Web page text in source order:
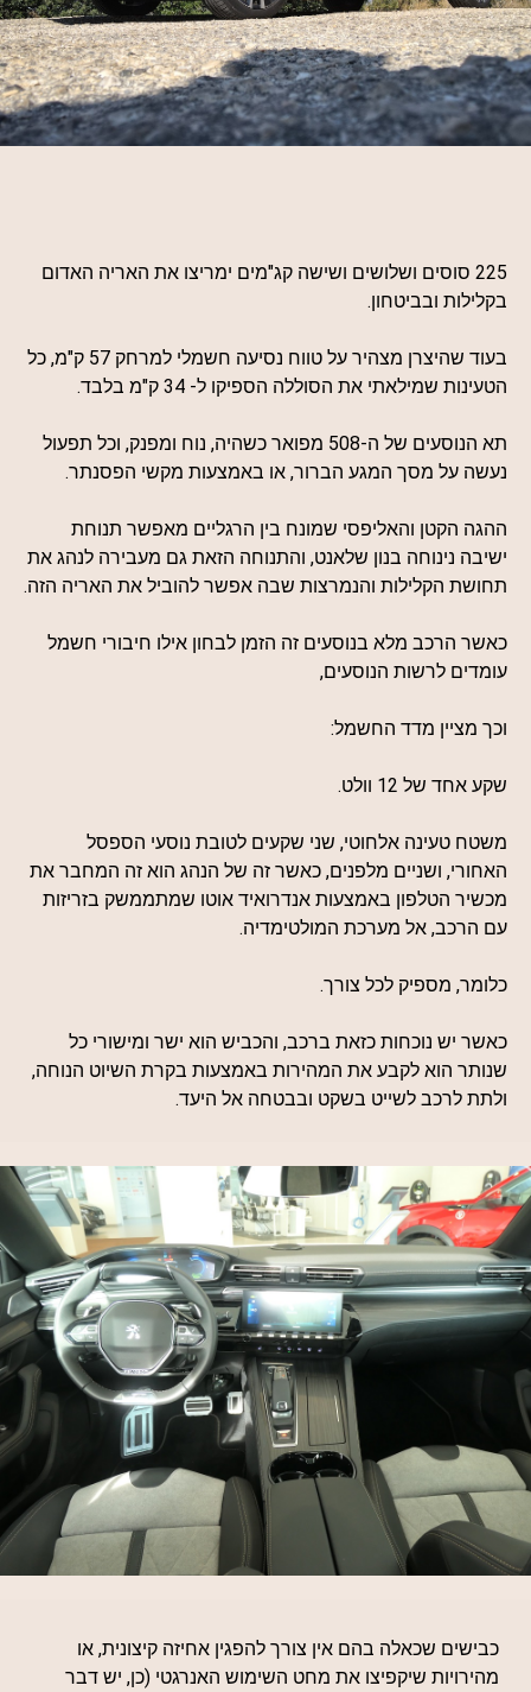
225 סוסים ושלושים ושישה קג"מים ימריצו את האריה האדום
בקלילות ובביטחון.
בעוד שהיצרן מצהיר על טווח נסיעה חשמלי למרחק 57 ק"מ, כל
הטעינות שמילאתי את הסוללה הספיקו ל- 34 ק"מ בלבד.
תא הנוסעים של ה-508 מפואר כשהיה, נוח ומפנק, וכל תפעול
נעשה על מסך המגע הברור, או באמצעות מקשי הפסנתר.
ההגה הקטן והאליפסי שמונח בין הרגליים מאפשר תנוחת
ישיבה נינוחה בנון שלאנט, והתנוחה הזאת גם מעבירה לנהג את
תחושת הקלילות והנמרצות שבה אפשר להוביל את האריה הזה.
כאשר הרכב מלא בנוסעים זה הזמן לבחון אילו חיבורי חשמל
עומדים לרשות הנוסעים,
וכך מציין מדד החשמל:
שקע אחד של 12 וולט.
משטח טעינה אלחוטי, שני שקעים לטובת נוסעי הספסל
האחורי, ושניים מלפנים, כאשר זה של הנהג הוא זה המחבר את
מכשיר הטלפון באמצעות אנדרואיד אוטו שמתממשק בזריזות
עם הרכב, אל מערכת המולטימדיה.
כלומר, מספיק לכל צורך.
כאשר יש נוכחות כזאת ברכב, והכביש הוא ישר ומישורי כל
שנותר הוא לקבע את המהירות באמצעות בקרת השיוט הנוחה,
ולתת לרכב לשייט בשקט ובבטחה אל היעד.
כבישים שכאלה בהם אין צורך להפגין אחיזה קיצונית, או
מהירויות שיקפיצו את מחט השימוש האנרגטי (כן, יש דבר